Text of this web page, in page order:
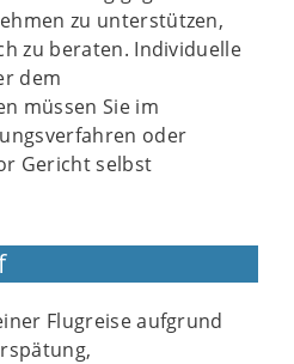
zu unterstützen,
zu beraten. Individuelle
dem
müssen Sie im
oder
Gericht selbst
Flugreise aufgrund